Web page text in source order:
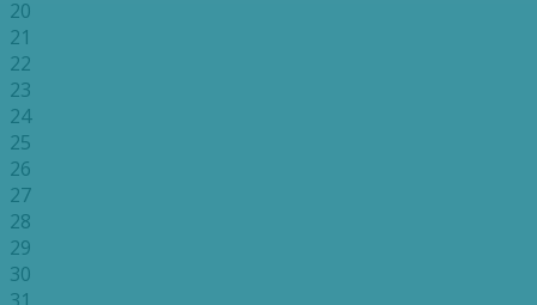
20
21
22
23
24
25
26
27
28
29
30